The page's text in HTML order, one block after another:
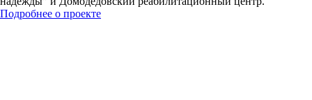
Подробнее о проекте